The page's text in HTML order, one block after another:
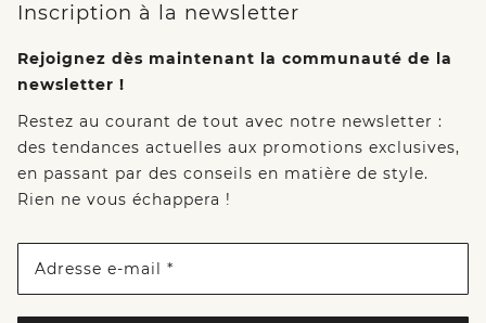
Inscription à la newsletter
Rejoignez dès maintenant la communauté de la
newsletter !
Restez au courant de tout avec notre newsletter :
des tendances actuelles aux promotions exclusives,
en passant par des conseils en matière de style.
Rien ne vous échappera !
Adresse e-mail *